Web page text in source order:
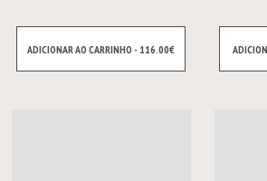
ADICIONAR AO CARRINHO - 116.00€